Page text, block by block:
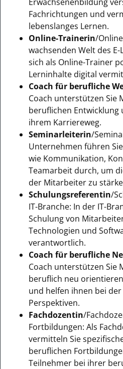
Fachrichtungen und
lebenslanges Lernen.
Online-Trainerin/
wachsenden Welt des
sich als Online-Trainer
Lerninhalte digital
Coach für berufliche
Coach unterstützen Sie
beruflichen Entwicklung
ihrem Karriereweg.
Seminarleiterin/
Unternehmen führen
wie Kommunikation,
Teamarbeit durch, um
der Mitarbeiter zu
Schulungsreferentin/
IT-Branche: In der IT-
Schulung von
Technologien und
verantwortlich.
Coach für berufliche
Coach unterstützen Sie
beruflich neu
und helfen ihnen bei
Perspektiven.
Fachdozentin/
Fortbildungen: Als
vermitteln Sie
beruflichen
Teilnehmer bei ihrer